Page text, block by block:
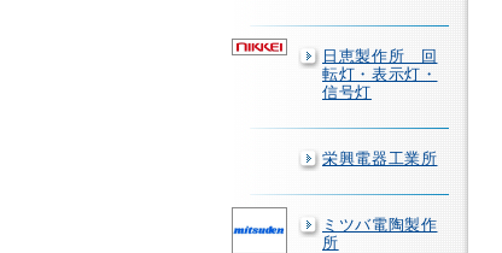
日恵製作所 回
転灯・表示灯・
信号灯
栄興電器工業所
ミツバ電陶製作
所